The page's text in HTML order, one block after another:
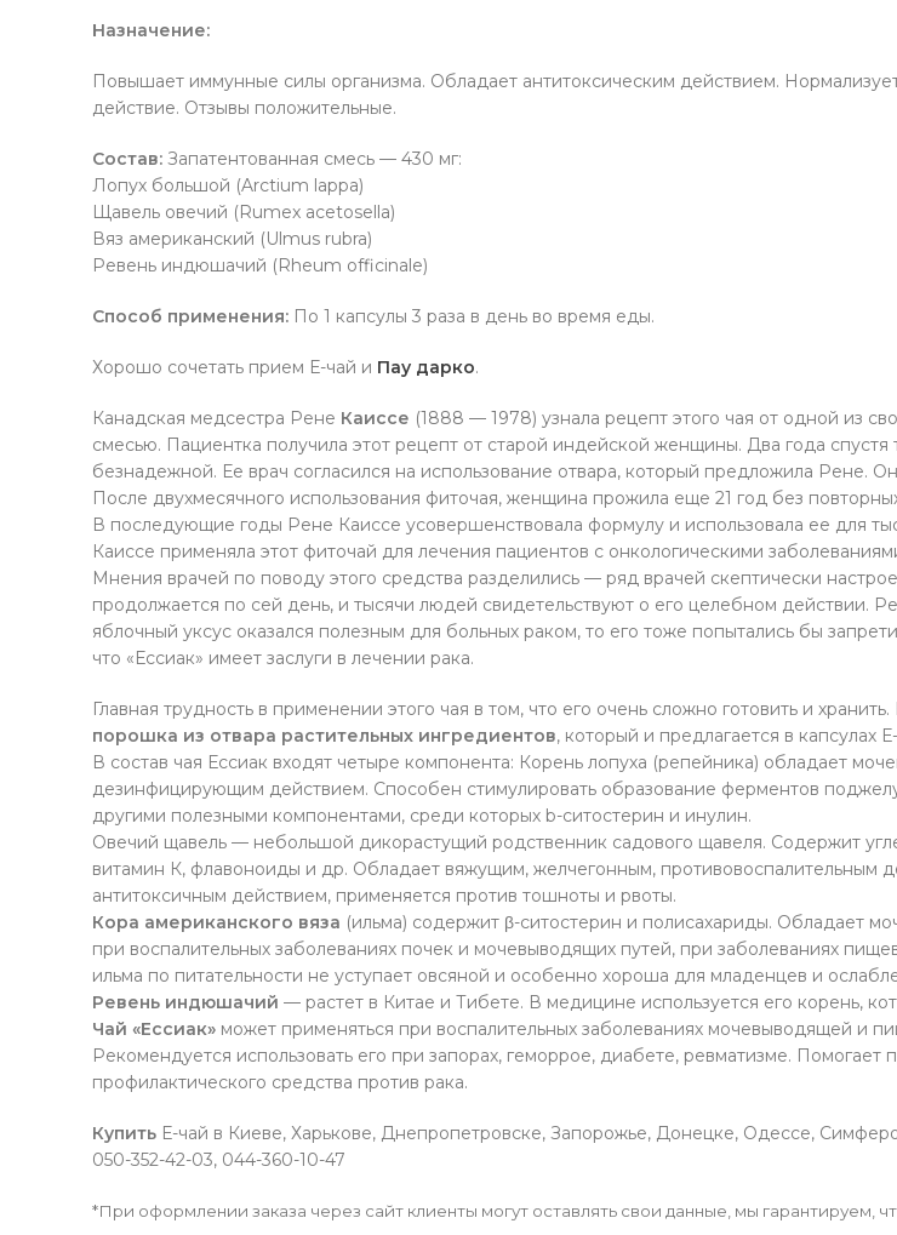
Назначение:
Повышает иммунные силы организма. Обладает антитоксическим действием.
действие. Отзывы положительные.
Состав: Запатентованная смесь — 430 мг:
Лопух большой (Arctium lappa)
Щавель овечий (Rumex acetosella)
Вяз американский (Ulmus rubra)
Ревень индюшачий (Rheum officinale)
Способ применения: По 1 капсулы 3 раза в день во время еды.
Хорошо сочетать прием Е-чай и Пау дарко.
Канадская медсестра Рене Каиссе (1888 — 1978) узнала рецепт этого чая от одной из
смесью. Пациентка получила этот рецепт от старой индейской женщины. Два года
безнадежной. Ее врач согласился на использование отвара, который предложила Рене.
После двухмесячного использования фиточая, женщина прожила еще 21 год без
В последующие годы Рене Каиссе усовершенствовала формулу и использовала ее для
Каиссе применяла этот фиточай для лечения пациентов с онкологическими
Мнения врачей по поводу этого средства разделились — ряд врачей скептически
продолжается по сей день, и тысячи людей свидетельствуют о его целебном действии.
яблочный уксус оказался полезным для больных раком, то его тоже попытались бы
что «Ессиак» имеет заслуги в лечении рака.
Главная трудность в применении этого чая в том, что его очень сложно готовить и
порошка из отвара растительных ингредиентов, который и предлагается в капсулах
В состав чая Ессиак входят четыре компонента: Корень лопуха (репейника) обладает
дезинфицирующим действием. Способен стимулировать образование ферментов
другими полезными компонентами, среди которых b-ситостерин и инулин.
Овечий щавель — небольшой дикорастущий родственник садового щавеля. Содержит
витамин К, флавоноиды и др. Обладает вяжущим, желчегонным, противовоспалительным
антитоксичным действием, применяется против тошноты и рвоты.
Кора американского вяза (ильма) содержит β-ситостерин и полисахариды. Обладает
при воспалительных заболеваниях почек и мочевыводящих путей, при заболеваниях
ильма по питательности не уступает овсяной и особенно хороша для младенцев и
Ревень индюшачий — растет в Китае и Тибете. В медицине используется его корень,
Чай «Ессиак» может применяться при воспалительных заболеваниях мочевыводящей и
Рекомендуется использовать его при запорах, геморрое, диабете, ревматизме.
профилактического средства против рака.
Купить Е-чай в Киеве, Харькове, Днепропетровске, Запорожье, Донецке, Одессе,
050-352-42-03, 044-360-10-47
*При оформлении заказа через сайт клиенты могут оставлять свои данные, мы гарантируем,